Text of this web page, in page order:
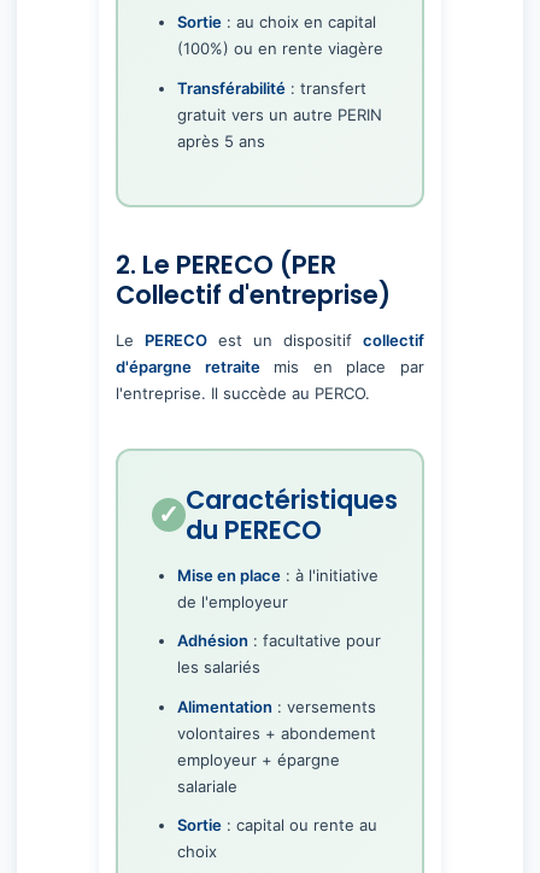
Sortie : au choix en capital
(100%) ou en rente viagère
Transférabilité : transfert
gratuit vers un autre PERIN
après 5 ans
2. Le PERECO (PER
Collectif d'entreprise)
Le PERECO est un dispositif collectif
d'épargne retraitemis en place par
l'entreprise. Il succède au PERCO.
Caractéristiques
du PERECO
Mise en place : à l'initiative
de l'employeur
Adhésion : facultative pour
les salariés
Alimentation : versements
volontaires + abondement
employeur + épargne
salariale
Sortie : capital ou rente au
choix